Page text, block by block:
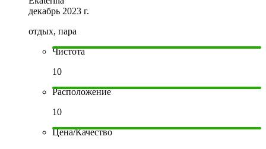
декабрь 2023 г.
отдых, пара
Чистота
10
Расположение
10
Цена/Качество